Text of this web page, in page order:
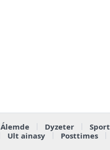
Álemde Dyzeter Sport
Ult ainasy Posttimes